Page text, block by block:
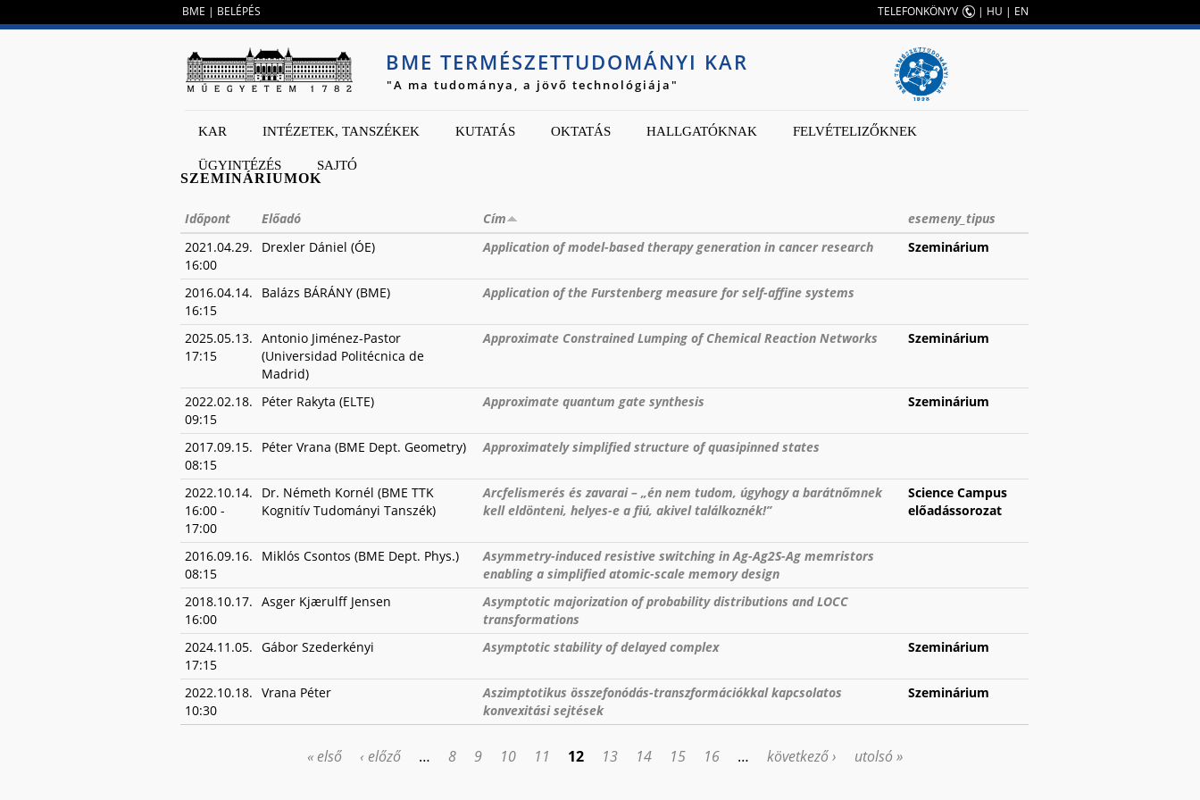
BME | BELÉPÉS TELEFONKÖNYV | HU | EN
BME TERMÉSZETTUDOMÁNYI KAR
"A ma tudománya, a jövő technológiája"
KAR INTÉZETEK, TANSZÉKEK KUTATÁS OKTATÁS HALLGATÓKNAK FELVÉTELIZŐKNEK
ÜGYINTÉZÉS SAJTÓ
SZEMINÁRIUMOK
Időpont Előadó Cím
esemeny_tipus
2021.04.29.
16:00
Drexler Dániel (ÓE) Application of model-based therapy generation in cancer research Szeminárium
2016.04.14.
16:15
Balázs BÁRÁNY (BME) Application of the Furstenberg measure for self-affine systems
2025.05.13.
17:15
Antonio Jiménez-Pastor
(Universidad Politécnica de
Madrid)
Approximate Constrained Lumping of Chemical Reaction Networks Szeminárium
2022.02.18.
09:15
Péter Rakyta (ELTE) Approximate quantum gate synthesis Szeminárium
2017.09.15.
08:15
Péter Vrana (BME Dept. Geometry) Approximately simplified structure of quasipinned states
2022.10.14.
16:00 -
17:00
Dr. Németh Kornél (BME TTK
Kognitív Tudományi Tanszék)
Arcfelismerés és zavarai – „én nem tudom, úgyhogy a barátnőmnek
kell eldönteni, helyes-e a fiú, akivel találkoznék!”
Science Campus
előadássorozat
2016.09.16.
08:15
Miklós Csontos (BME Dept. Phys.)
Asymmetry-induced resistive switching in Ag-Ag2S-Ag memristors
enabling a simplified atomic-scale memory design
2018.10.17.
16:00
Asger Kjærulff Jensen
Asymptotic majorization of probability distributions and LOCC
transformations
2024.11.05.
17:15
Gábor Szederkényi Asymptotic stability of delayed complex Szeminárium
2022.10.18.
10:30
Vrana Péter
Aszimptotikus összefonódás-transzformációkkal kapcsolatos
konvexitási sejtések
Szeminárium
« első ‹ előző … 8 9 10 11 12 13 14 15 16 … következő › utolsó »